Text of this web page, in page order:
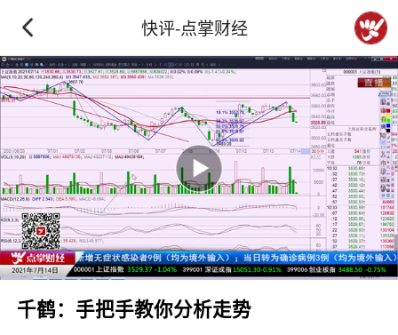
快评-点掌财经
千鹤：手把手教你分析走势